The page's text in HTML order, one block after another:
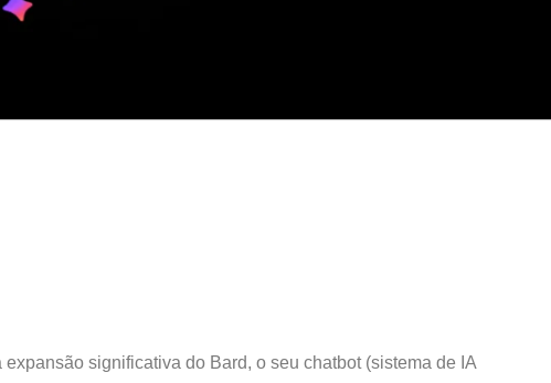
significativa do Bard, o seu chatbot (sistema de IA